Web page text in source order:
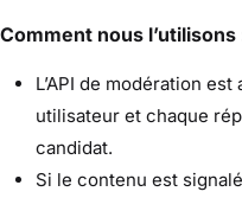
Comment nous l’utilisons
L’API de modération
utilisateur et chaque
candidat.
Si le contenu est